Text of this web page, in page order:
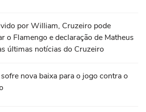
por William, Cruzeiro pode
o Flamengo e declaração de Matheus
últimas notícias do Cruzeiro
nova baixa para o jogo contra o